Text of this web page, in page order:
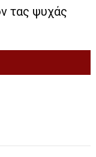
τας ψυχάς